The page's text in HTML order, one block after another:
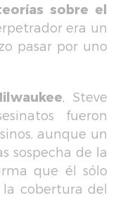
sobre el
era un
pasar por uno
, Steve
fueron
aunque un
sospecha de la
que él sólo
cobertura del